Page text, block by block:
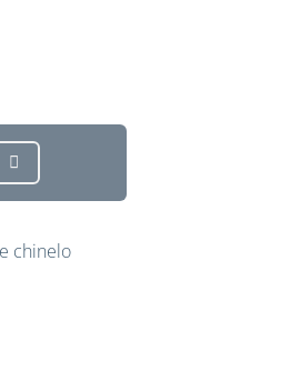
chinelo